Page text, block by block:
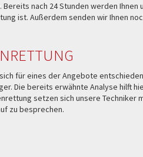
Bereits nach 24 Stunden werden
ist. Außerdem senden wir Ihnen
für eines der Angebote
Die bereits erwähnte Analyse hilft
setzen sich unsere Techniker
zu besprechen.